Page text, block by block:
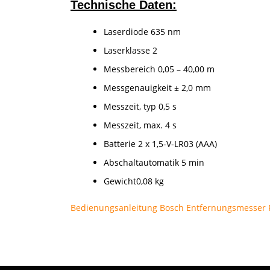
Technische Daten:
Laserdiode 635 nm
Laserklasse 2
Messbereich 0,05 – 40,00 m
Messgenauigkeit ± 2,0 mm
Messzeit, typ 0,5 s
Messzeit, max. 4 s
Batterie 2 x 1,5-V-LR03 (AAA)
Abschaltautomatik 5 min
Gewicht0,08 kg
Bedienungsanleitung Bosch Entfernungsmesser